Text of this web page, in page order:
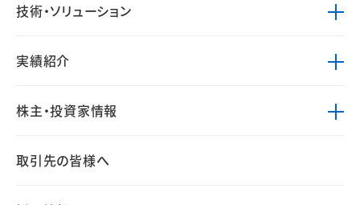
技術・ソリューション
実績紹介
株主・投資家情報
取引先の皆様へ